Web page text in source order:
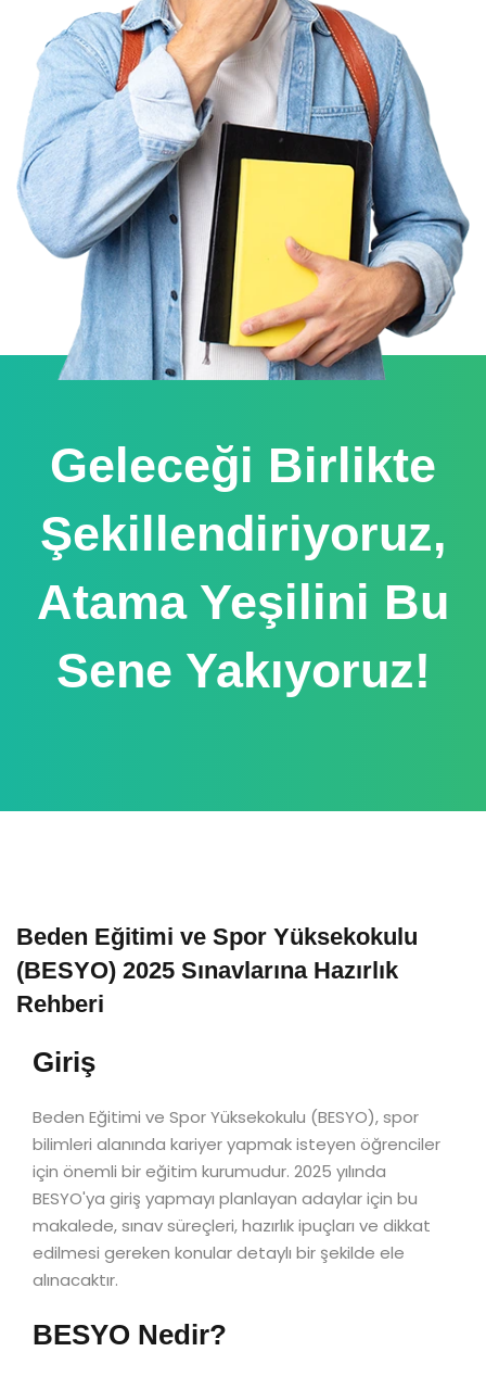
Geleceği Birlikte
Şekillendiriyoruz,
Atama Yeşilini Bu
Sene Yakıyoruz!
Beden Eğitimi ve Spor Yüksekokulu
(BESYO) 2025 Sınavlarına Hazırlık
Rehberi
Giriş
Beden Eğitimi ve Spor Yüksekokulu (BESYO), spor
bilimleri alanında kariyer yapmak isteyen öğrenciler
için önemli bir eğitim kurumudur. 2025 yılında
BESYO'ya giriş yapmayı planlayan adaylar için bu
makalede, sınav süreçleri, hazırlık ipuçları ve dikkat
edilmesi gereken konular detaylı bir şekilde ele
alınacaktır.
BESYO Nedir?